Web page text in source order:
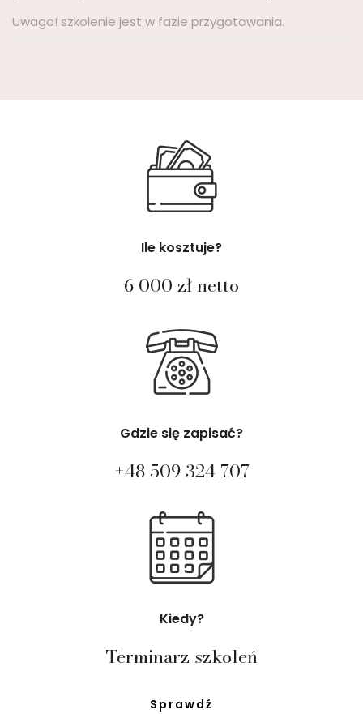
Uwaga! szkolenie jest w fazie przygotowania.
Ile kosztuje?
6 000 zł netto
Gdzie się zapisać?
+48 509 324 707
Kiedy?
Terminarz szkoleń
Sprawdź